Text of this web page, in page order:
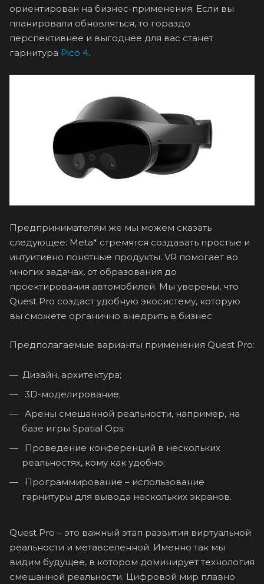
ориентирован на бизнес-применения. Если вы
планировали обновляться, то гораздо
перспективнее и выгоднее для вас станет
гарнитура Pico 4.
Предпринимателям же мы можем сказать
следующее: Meta* стремятся создавать простые и
интуитивно понятные продукты. VR помогает во
многих задачах, от образования до
проектирования автомобилей. Мы уверены, что
Quest Pro создаст удобную экосистему, которую
вы сможете органично внедрить в бизнес.
Предполагаемые варианты применения Quest Pro:
Дизайн, архитектура;
3D-моделирование;
Арены смешанной реальности, например, на
базе игры Spatial Ops;
Проведение конференций в нескольких
реальностях, кому как удобно;
Программирование – использование
гарнитуры для вывода нескольких экранов.
Quest Pro – это важный этап развития виртуальной
реальности и метавселенной. Именно так мы
видим будущее, в котором доминирует технология
смешанной реальности. Цифровой мир плавно